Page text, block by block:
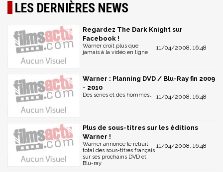
LES DERNIÈRES NEWS
Regardez The Dark Knight sur
Facebook !
11/04/2008, 16:48
Warner croit plus que
jamais à la vidéo en ligne
Warner : Planning DVD / Blu-Ray fin 2009
- 2010
11/04/2008, 16:48
Des séries et des hommes…
Plus de sous-titres sur les éditions
Warner !
11/04/2008, 16:48
Warner annonce le retrait
total des sous-titres français
sur ses prochains DVD et
Blu-ray